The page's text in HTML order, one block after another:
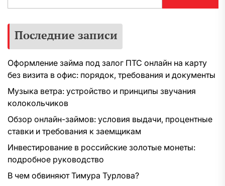
Последние записи
Оформление займа под залог ПТС онлайн на карту
без визита в офис: порядок, требования и документы
Музыка ветра: устройство и принципы звучания
колокольчиков
Обзор онлайн-займов: условия выдачи, процентные
ставки и требования к заемщикам
Инвестирование в российские золотые монеты:
подробное руководство
В чем обвиняют Тимура Турлова?